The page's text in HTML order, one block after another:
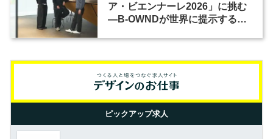
ア・ビエンナーレ2026」に挑む
―B-OWNDが世界に提示する美
ピックアップ求人